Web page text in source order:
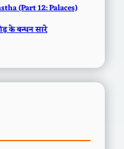
(Part 12: Palaces)
के बन्धन सारे